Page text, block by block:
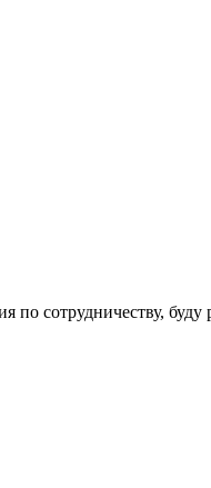
сотрудничеству, буду